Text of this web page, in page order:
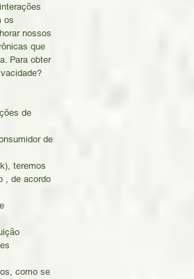
os
nossos
que
Para obter
de
de
teremos
, de acordo
como se